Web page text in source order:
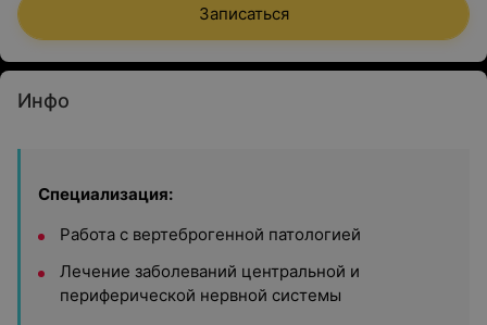
Записаться
Инфо
Специализация:
Работа с вертеброгенной патологией
Лечение заболеваний центральной и
периферической нервной системы